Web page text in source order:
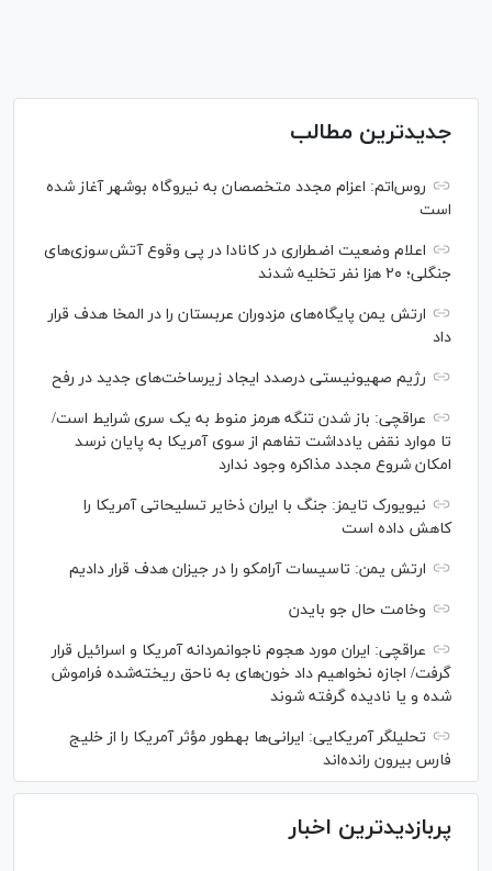
جدیدترین مطالب
روس‌اتم: اعزام مجدد متخصصان به نیروگاه بوشهر آغاز شده
است
اعلام وضعیت اضطراری در کانادا در پی وقوع آتش‌سوزی‌های
جنگلی؛ ۲۰ هزا نفر تخلیه شدند
ارتش یمن پایگاه‌های مزدوران عربستان را در المخا هدف قرار
داد
رژیم صهیونیستی درصدد ایجاد زیرساخت‌های جدید در رفح
عراقچی: باز شدن تنگه هرمز منوط به یک سری شرایط است/
تا موارد نقض یادداشت تفاهم از سوی آمریکا به پایان نرسد
امکان شروع مجدد مذاکره وجود ندارد
نیویورک تایمز: جنگ با ایران ذخایر تسلیحاتی آمریکا را
کاهش داده است
ارتش یمن: تاسیسات آرامکو را در جیزان هدف قرار دادیم
وخامت حال جو بایدن
عراقچی: ایران مورد هجوم ناجوانمردانه آمریکا و اسرائیل قرار
گرفت/ اجازه نخواهیم داد خون‌های به ناحق ریخته‌شده فراموش
شده و یا نادیده گرفته شوند
تحلیلگر آمریکایی: ایرانی‌ها به‎طور مؤثر آمریکا را از خلیج
فارس بیرون رانده‌اند
پربازدیدترین اخبار